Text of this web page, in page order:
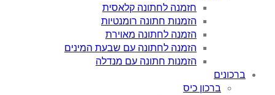
חזמנה לחתונה קלאסית
הזמנות חתונה רומנטיות
הזמנה לחתונה מאוירת
הזמנה לחתונה עם שבעת המינים
הזמנות חתונה עם מנדלה
ברכונים
ברכון כיס